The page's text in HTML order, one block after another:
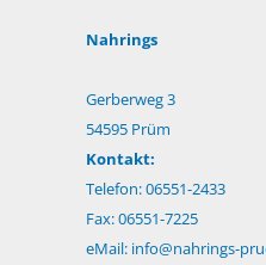
Nahrings
Gerberweg 3
54595 Prüm
Kontakt:
Telefon: 06551-2433
Fax: 06551-7225
eMail: info@nahrings-